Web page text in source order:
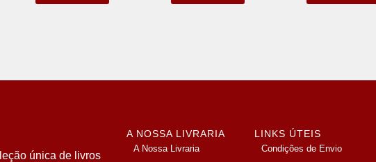
única de livros
A NOSSA LIVRARIA
A Nossa Livraria
LINKS ÚTEIS
Condições de Envio